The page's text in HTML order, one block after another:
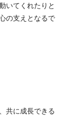
いてくれたりと
の支えとなるで
共に成長できる